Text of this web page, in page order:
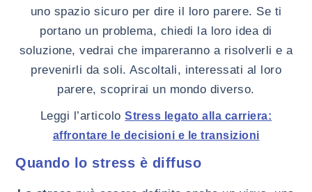
uno spazio sicuro per dire il loro parere. Se ti
portano un problema, chiedi la loro idea di
soluzione, vedrai che impareranno a risolverli e a
prevenirli da soli. Ascoltali, interessati al loro
parere, scoprirai un mondo diverso.
Leggi l’articoloStress legato alla carriera:
affrontare le decisioni e le transizioni
Quando lo stress è diffuso